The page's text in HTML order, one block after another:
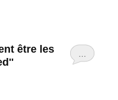
…
être les